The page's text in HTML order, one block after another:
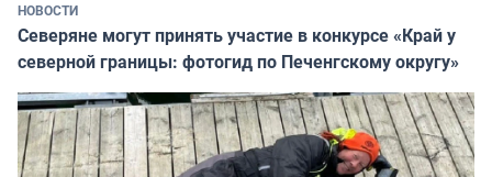
НОВОСТИ
Северяне могут принять участие в конкурсе «Край у
северной границы: фотогид по Печенгскому округу»